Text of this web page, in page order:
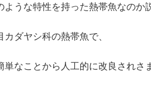
うな特性を持った熱帯魚なのか
ダヤシ科の熱帯魚で、
なことから人工的に改良されさ